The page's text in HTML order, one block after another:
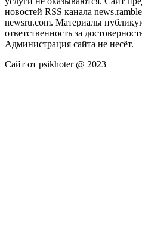
новостей RSS канала
newsru.com. Материалы
ответственность за
Администрация сайта не несёт.
Сайт от psikhoter @ 2023